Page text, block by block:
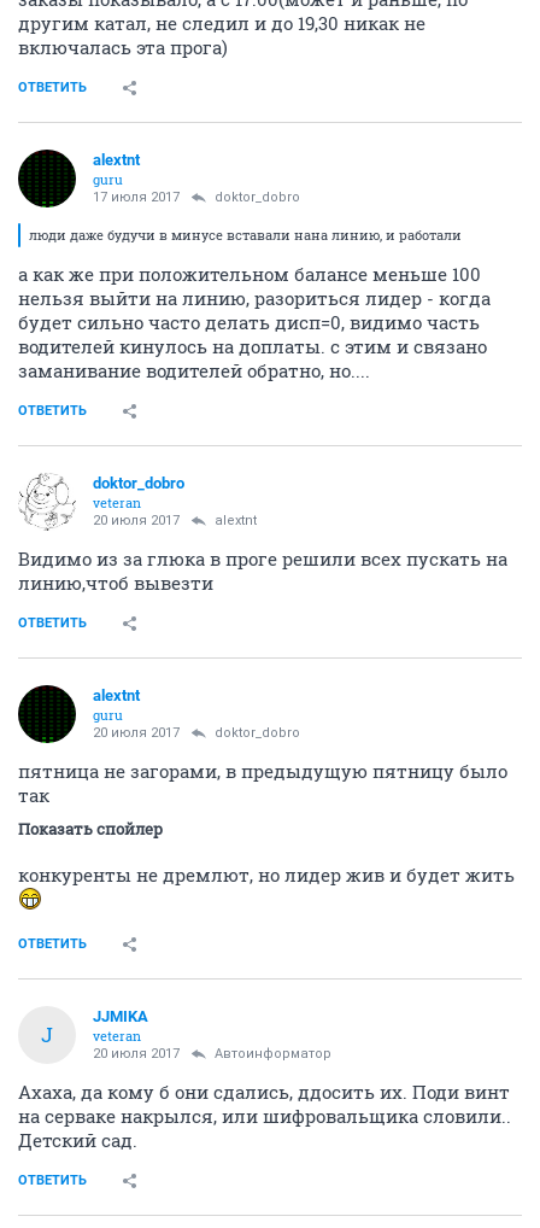
другим катал, не следил и до 19,30 никак не
включалась эта прога)
ОТВЕТИТЬ
alextnt
guru
17 июля 2017 doktor_dobro
люди даже будучи в минусе вставали нана линию, и работали
а как же при положительном балансе меньше 100
нельзя выйти на линию, разориться лидер - когда
будет сильно часто делать дисп=0, видимо часть
водителей кинулось на доплаты. с этим и связано
заманивание водителей обратно, но....
ОТВЕТИТЬ
doktor_dobro
veteran
20 июля 2017 alextnt
Видимо из за глюка в проге решили всех пускать на
линию,чтоб вывезти
ОТВЕТИТЬ
alextnt
guru
20 июля 2017 doktor_dobro
пятница не загорами, в предыдущую пятницу было
так
Показать спойлер
конкуренты не дремлют, но лидер жив и будет жить
ОТВЕТИТЬ
J
JJMIKA
veteran
20 июля 2017 Автоинформатор
Ахаха, да кому б они сдались, ддосить их. Поди винт
на серваке накрылся, или шифровальщика словили..
Детский сад.
ОТВЕТИТЬ